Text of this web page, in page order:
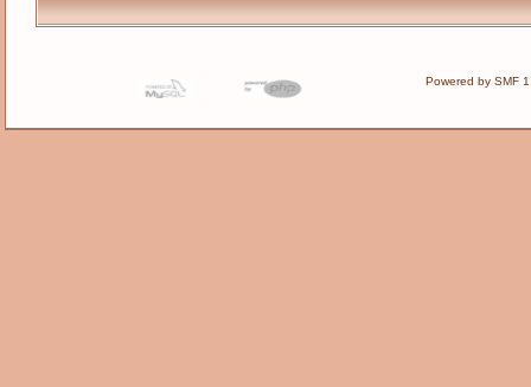
Powered by SMF